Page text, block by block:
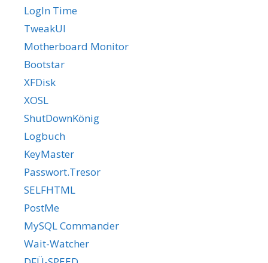
LogIn Time
TweakUI
Motherboard Monitor
Bootstar
XFDisk
XOSL
ShutDownKönig
Logbuch
KeyMaster
Passwort.Tresor
SELFHTML
PostMe
MySQL Commander
Wait-Watcher